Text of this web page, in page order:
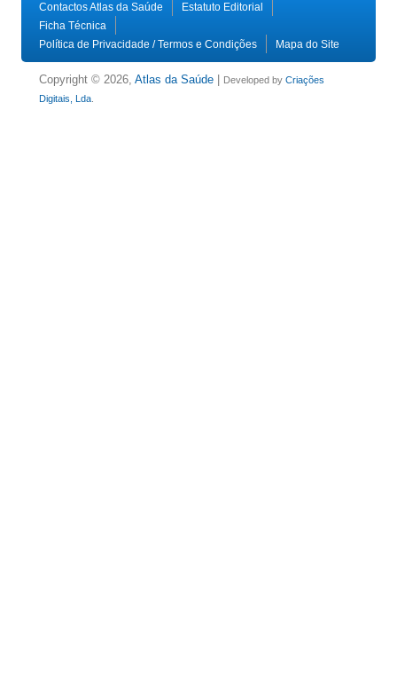
Contactos Atlas da Saúde
Estatuto Editorial
Ficha Técnica
Política de Privacidade / Termos e Condições
Mapa do Site
Copyright © 2026, Atlas da Saúde Developed by Criações
Digitais, Lda